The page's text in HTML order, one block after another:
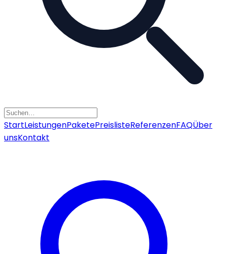
StartLeistungenPaketePreislisteReferenzenFAQÜber
unsKontakt